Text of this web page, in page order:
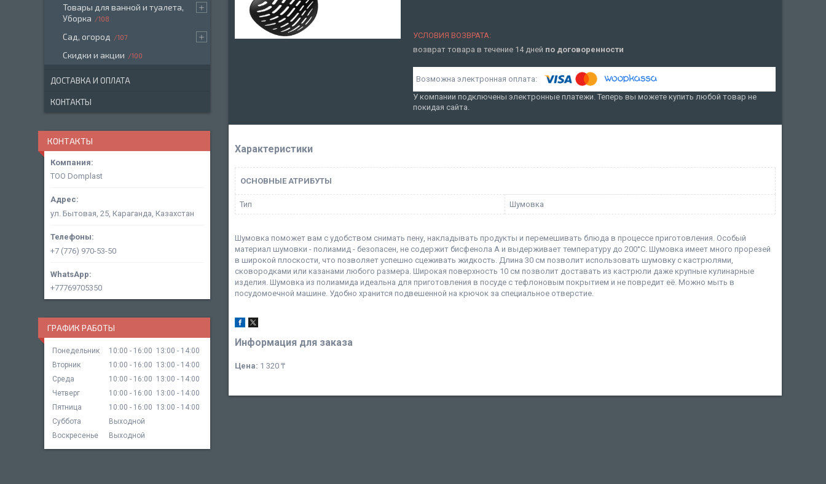
возврат товара в течение 14 дней по договоренности
У компании подключены электронные платежи. Теперь вы можете купить любой товар не
покидая сайта.
Характеристики
ОСНОВНЫЕ АТРИБУТЫ
Тип Шумовка
Шумовка поможет вам с удобством снимать пену, накладывать продукты и перемешивать блюда в процессе приготовления. Особый
материал шумовки - полиамид - безопасен, не содержит бисфенола А и выдерживает температуру до 200°С. Шумовка имеет много прорезей
в широкой плоскости, что позволяет успешно сцеживать жидкость. Длина 30 см позволит использовать шумовку с кастрюлями,
сковородками или казанами любого размера. Широкая поверхность 10 см позволит доставать из кастрюли даже крупные кулинарные
изделия. Шумовка из полиамида идеальна для приготовления в посуде с тефлоновым покрытием и не повредит её. Можно мыть в
посудомоечной машине. Удобно хранится подвешенной на крючок за специальное отверстие.
Информация для заказа
Цена: 1 320 ₸
Товары для ванной и туалета,
Уборка
108
Сад, огород 107
Скидки и акции 100
ДОСТАВКА И ОПЛАТА
КОНТАКТЫ
КОНТАКТЫ
ТОО Domplast
ул. Бытовая, 25, Караганда, Казахстан
+7 (776) 970-53-50
+77769705350
ГРАФИК РАБОТЫ
Понедельник 10:00 16:00 13:00
14:00
Вторник
10:00 16:00 13:00
14:00
Среда
10:00 16:00 13:00
14:00
Четверг
10:00 16:00 13:00
14:00
Пятница
10:00 16:00 13:00
14:00
Суббота
Выходной
Воскресенье
Выходной